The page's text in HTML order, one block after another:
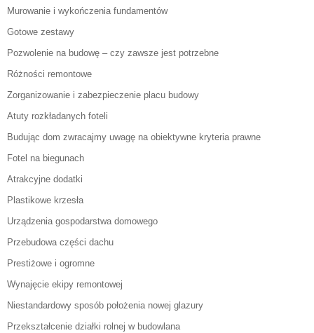
Murowanie i wykończenia fundamentów
Gotowe zestawy
Pozwolenie na budowę – czy zawsze jest potrzebne
Różności remontowe
Zorganizowanie i zabezpieczenie placu budowy
Atuty rozkładanych foteli
Budując dom zwracajmy uwagę na obiektywne kryteria prawne
Fotel na biegunach
Atrakcyjne dodatki
Plastikowe krzesła
Urządzenia gospodarstwa domowego
Przebudowa części dachu
Prestiżowe i ogromne
Wynajęcie ekipy remontowej
Niestandardowy sposób położenia nowej glazury
Przekształcenie działki rolnej w budowlana